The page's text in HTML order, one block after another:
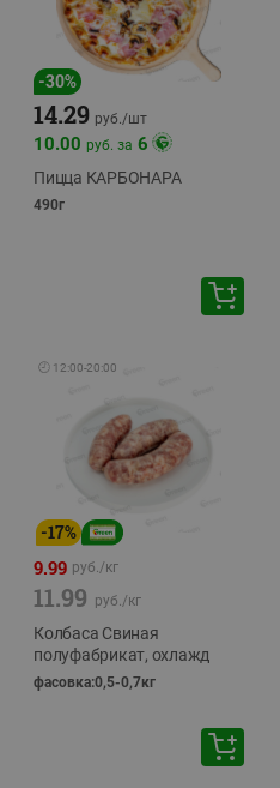
-30%
14.29 руб./шт
10.00 руб. за 6
Пицца КАРБОНАРА
490г
🕘 12:00-20:00
-17%
9.99 руб./кг
11.99 руб./кг
Колбаса Свиная
полуфабрикат, охлажд
фасовка:0,5-0,7кг